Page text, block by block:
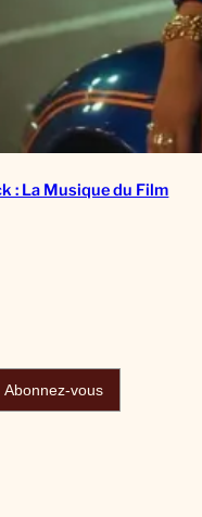
: La Musique du Film
Abonnez-vous